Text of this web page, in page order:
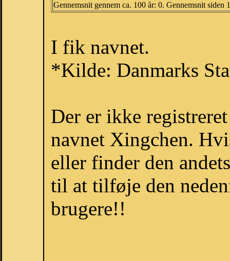
Gennemsnit gennem ca. 100 år: 0. Gennemsnit siden
I fik navnet.
*Kilde: Danmarks
Der er ikke
navnet Xingchen.
eller finder den
til at tilføje den
brugere!!